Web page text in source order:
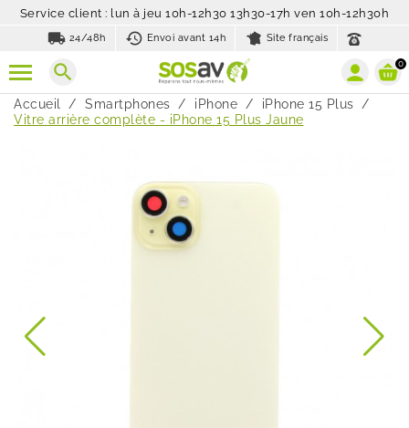
Service client : lun à jeu 10h-12h30 13h30-17h ven 10h-12h30h
local_shipping 24/48h history_toggle_off
Envoi avant 14h Site français
search 0
Accueil Smartphones iPhone
iPhone 15 Plus
Vitre arrière complète - iPhone 15 Plus Jaune